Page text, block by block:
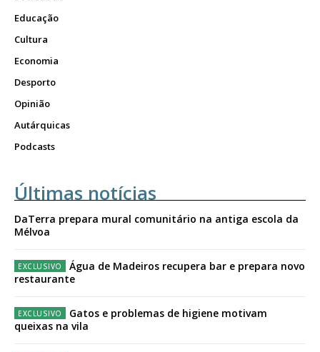
Educação
Cultura
Economia
Desporto
Opinião
Autárquicas
Podcasts
Últimas notícias
DaTerra prepara mural comunitário na antiga escola da
Mélvoa
Água de Madeiros recupera bar e prepara novo
restaurante
Gatos e problemas de higiene motivam
queixas na vila